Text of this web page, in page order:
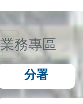
業務專區
分署